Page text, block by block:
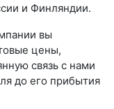
и Финляндии.
вы
цены,
связь с нами
до его прибытия